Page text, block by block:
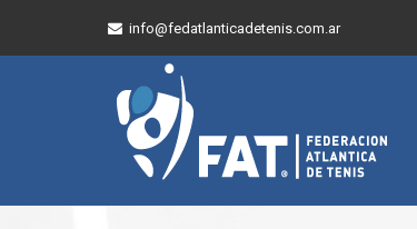
info@fedatlanticadetenis.com.ar